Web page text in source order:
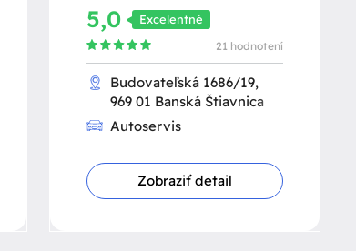
5,0 Excelentné
21 hodnotení
Budovateľská 1686/19,
969 01 Banská Štiavnica
Autoservis
Zobraziť detail